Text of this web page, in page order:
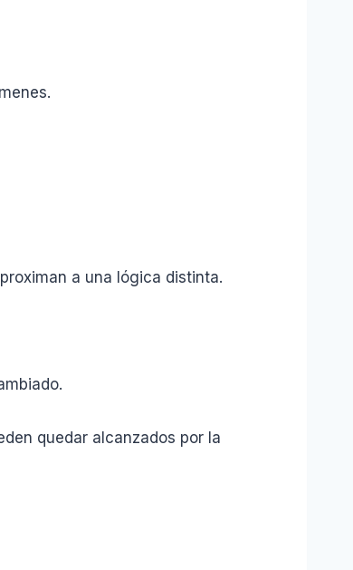
a una lógica distinta.
quedar alcanzados por la